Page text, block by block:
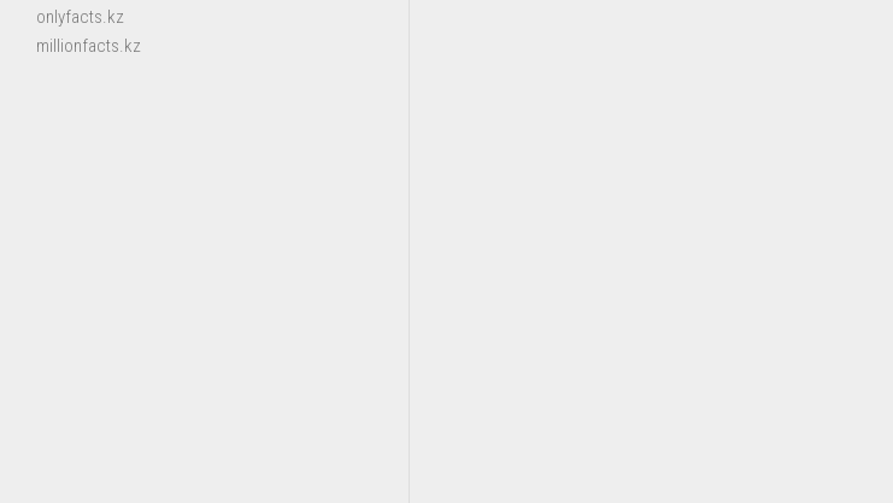
onlyfacts.kz
millionfacts.kz